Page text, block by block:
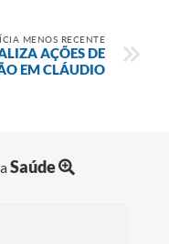
MENOS RECENTE
AÇÕES DE
EM CLÁUDIO
Saúde